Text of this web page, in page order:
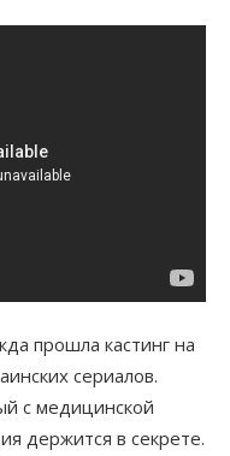
прошла кастинг на
сериалов.
с медицинской
держится в секрете.